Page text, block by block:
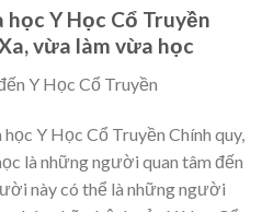
Y Học Cổ Truyền
vừa làm vừa học
Y Học Cổ Truyền
Y Học Cổ Truyền Chính quy,
là những người quan tâm đến
này có thể là những người